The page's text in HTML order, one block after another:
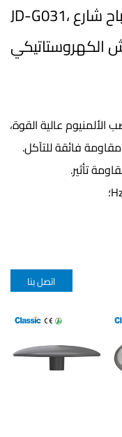
JD-G031، مصباح شارع LED بسطح معالجة
الكهروستاتيكي
الألمنيومعاليةالقوة،
مقاومةفائقةللتآكل.
تأثير.
؛
اتصل بنا